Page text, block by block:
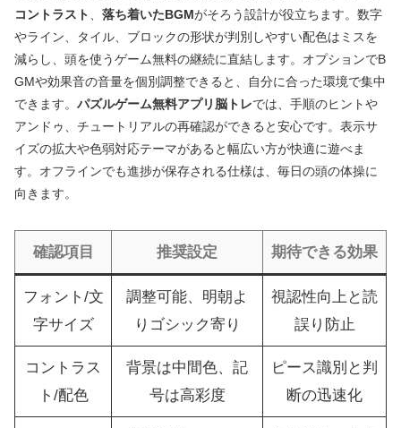
コントラスト
落ち着いたBGMがそろう設計が役立ちます。数字
やライン、タイル、ブロックの形状が判別しやすい配色はミスを
減らし、頭を使うゲーム無料の継続に直結します。オプションでB
GMや効果音の音量を個別調整できると、自分に合った環境で集中
できます。 パズルゲーム無料アプリ脳トレでは、手順のヒントや
アンドゥ、チュートリアルの再確認ができると安心です。表示サ
イズの拡大や色弱対応テーマがあると幅広い方が快適に遊べま
す。オフラインでも進捗が保存される仕様は、毎日の頭の体操に
向きます。
確認項目 推奨設定 期待できる効果
フォント/文
字サイズ
調整可能、明朝よ
りゴシック寄り
視認性向上と読
誤り防止
コントラス
ト/配色
背景は中間色、記
号は高彩度
ピース識別と判
断の迅速化